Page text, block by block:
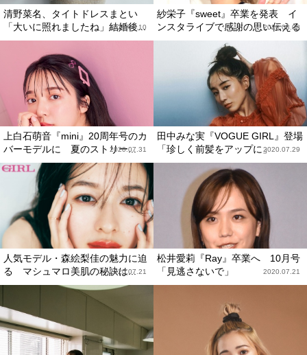
清野菜名、タイトドレスまとい
「大いに照れましたね」結婚後...
2020.08.10
紗栄子『sweet』卒業を発表 イ
ンスタライブで感謝の思い伝える
2020.08.08
上白石萌音『mini』20周年号のカ
バーモデルに 夏のストリー...
2020.07.31
田中みな実『VOGUE GIRL』登場
「珍しく前髪をアップに」2020.07.29
人気モデル・森絵梨佳の魅力に迫
る マシュマロ美肌の秘訣は...
2020.07.21
松井愛莉『Ray』卒業へ 10月号
「見逃さないで」
2020.07.21